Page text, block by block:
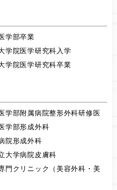
学部卒業
学院医学研究科入学
学院医学研究科卒業
学部附属病院整形外科研修医
学部形成外科
院形成外科
大学病院皮膚科
門クリニック（美容外科・美